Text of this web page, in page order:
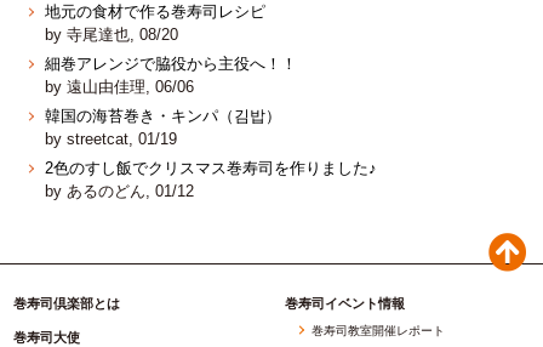
地元の食材で作る巻寿司レシピ
by 寺尾達也, 08/20
細巻アレンジで脇役から主役へ！！
by 遠山由佳理, 06/06
韓国の海苔巻き・キンパ（김밥）
by streetcat, 01/19
2色のすし飯でクリスマス巻寿司を作りました♪
by あるのどん, 01/12
巻寿司倶楽部とは
巻寿司大使
巻寿司イベント情報
巻寿司教室開催レポート